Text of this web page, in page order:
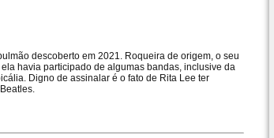
descoberto em 2021. Roqueira de origem, o seu
havia participado de algumas bandas, inclusive da
Digno de assinalar é o fato de Rita Lee ter